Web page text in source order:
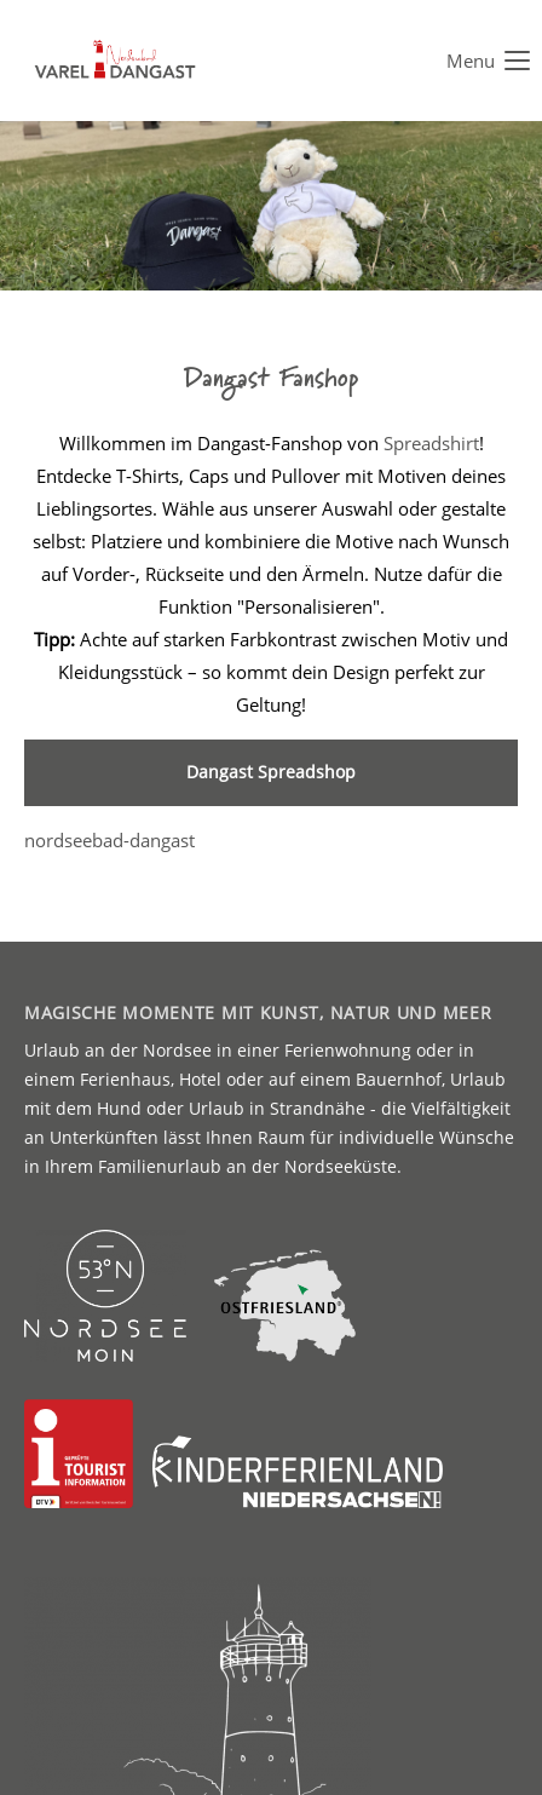
Der Eintrag "offcanvas-col1" existiert leider nicht.
Der Eintrag "offcanvas-col2" existiert leider nicht.
Der Eintrag "offcanvas-col3" existiert leider nicht.
Menu
Dangast Fanshop
Willkommen im Dangast-Fanshop von Spreadshirt!
Entdecke T-Shirts, Caps und Pullover mit Motiven deines
Lieblingsortes. Wähle aus unserer Auswahl oder gestalte
selbst: Platziere und kombiniere die Motive nach Wunsch
auf Vorder-, Rückseite und den Ärmeln. Nutze dafür die
Funktion "Personalisieren".
Tipp: Achte auf starken Farbkontrast zwischen Motiv und
Kleidungsstück – so kommt dein Design perfekt zur
Geltung!
Dangast Spreadshop
nordseebad-dangast
MAGISCHE MOMENTE MIT KUNST, NATUR UND MEER
Urlaub an der Nordsee in einer Ferienwohnung oder in
einem Ferienhaus, Hotel oder auf einem Bauernhof, Urlaub
mit dem Hund oder Urlaub in Strandnähe - die Vielfältigkeit
an Unterkünften lässt Ihnen Raum für individuelle Wünsche
in Ihrem Familienurlaub an der Nordseeküste.